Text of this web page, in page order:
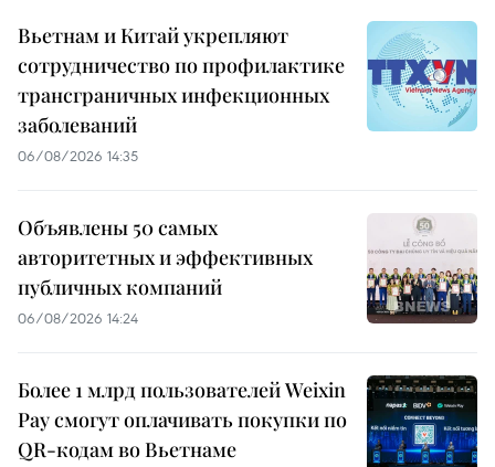
Вьетнам и Китай укрепляют
сотрудничество по профилактике
трансграничных инфекционных
заболеваний
06/08/2026 14:35
Объявлены 50 самых
авторитетных и эффективных
публичных компаний
06/08/2026 14:24
Более 1 млрд пользователей Weixin
Pay смогут оплачивать покупки по
QR-кодам во Вьетнаме